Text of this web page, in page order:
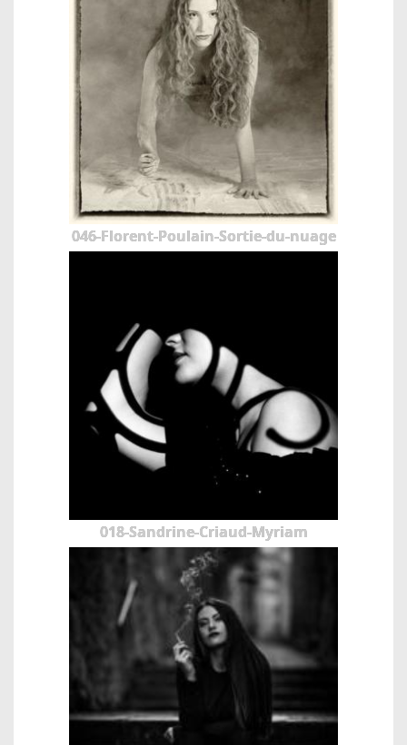
046-Florent-Poulain-Sortie-du-nuage
018-Sandrine-Criaud-Myriam